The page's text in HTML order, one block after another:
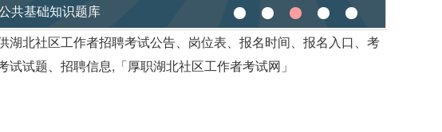
年真题汇编
湖北社区工作者招聘考试公告、岗位表、报名时间、报名入口、考
试试题、招聘信息,「厚职湖北社区工作者考试网」